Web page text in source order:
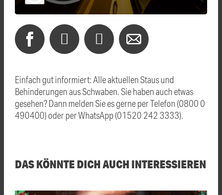
Einfach gut informiert: Alle aktuellen Staus und
Behinderungen aus Schwaben. Sie haben auch etwas
gesehen? Dann melden Sie es gerne per Telefon (0800 0
490400) oder per WhatsApp (01520 242 3333).
DAS KÖNNTE DICH AUCH INTERESSIEREN